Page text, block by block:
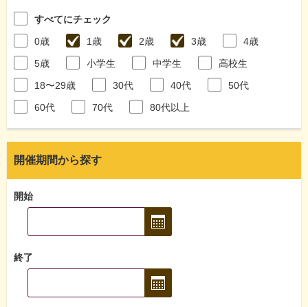
すべてにチェック
0歳
1歳 2歳 3歳
4歳
5歳
小学生 中学生
高校生
18〜29歳
30代 40代
50代
60代
70代 80代以上
開催期間から探す
開始
終了